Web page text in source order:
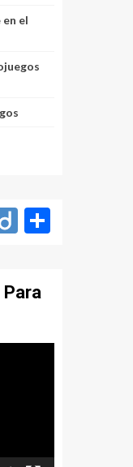
el
Diigo